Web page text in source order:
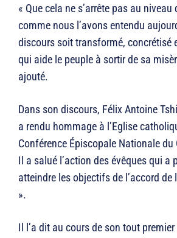
« Que cela ne s’arrête pas au
comme nous l’avons entendu
discours soit transformé, concrétisé
qui aide le peuple à sortir de sa
ajouté.
Dans son discours, Félix Antoine
a rendu hommage à l’Eglise
Conférence Épiscopale Nationale du
Il a salué l’action des évêques qui a
atteindre les objectifs de l’accord de
».
Il l’a dit au cours de son tout